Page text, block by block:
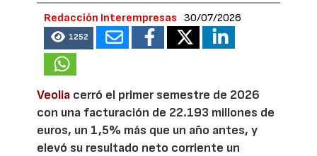
Redacción Interempresas 30/07/2026
1252
Veolia cerró el primer semestre de 2026
con una facturación de 22.193 millones de
euros, un 1,5% más que un año antes, y
elevó su resultado neto corriente un